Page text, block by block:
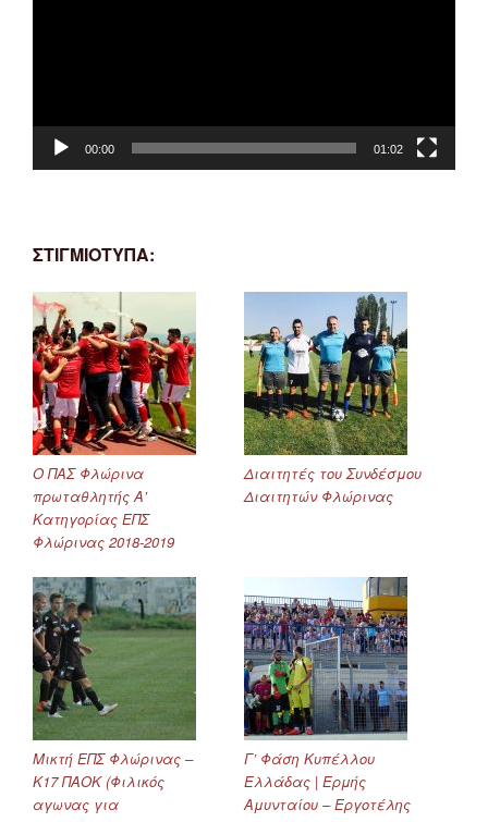
00:00 01:02
ΣΤΙΓΜΙΟΤΥΠΑ:
Ο ΠΑΣ Φλώρινα
πρωταθλητής Α’
Κατηγορίας ΕΠΣ
Φλώρινας 2018-2019
Διαιτητές του Συνδέσμου
Διαιτητών Φλώρινας
Μικτή ΕΠΣ Φλώρινας –
Κ17 ΠΑΟΚ (Φιλικός
αγωνας για
Γ’ Φάση Κυπέλλου
Ελλάδας | Ερμής
Αμυνταίου – Εργοτέλης